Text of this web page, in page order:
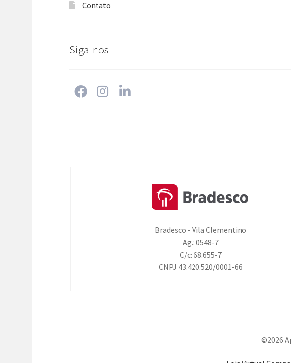
Contato
Siga-nos
Bradesco - Vila Clementino
Ag.: 0548-7
C/c: 68.655-7
CNPJ 43.420.520/0001-66
©2026